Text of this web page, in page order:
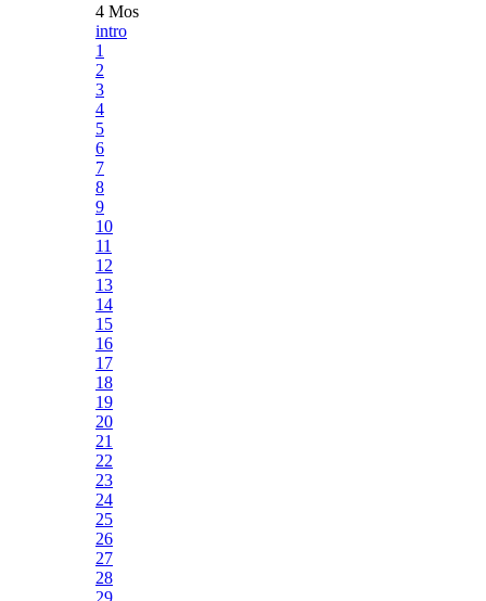
4 Mos
intro
1
2
3
4
5
6
7
8
9
10
11
12
13
14
15
16
17
18
19
20
21
22
23
24
25
26
27
28
29